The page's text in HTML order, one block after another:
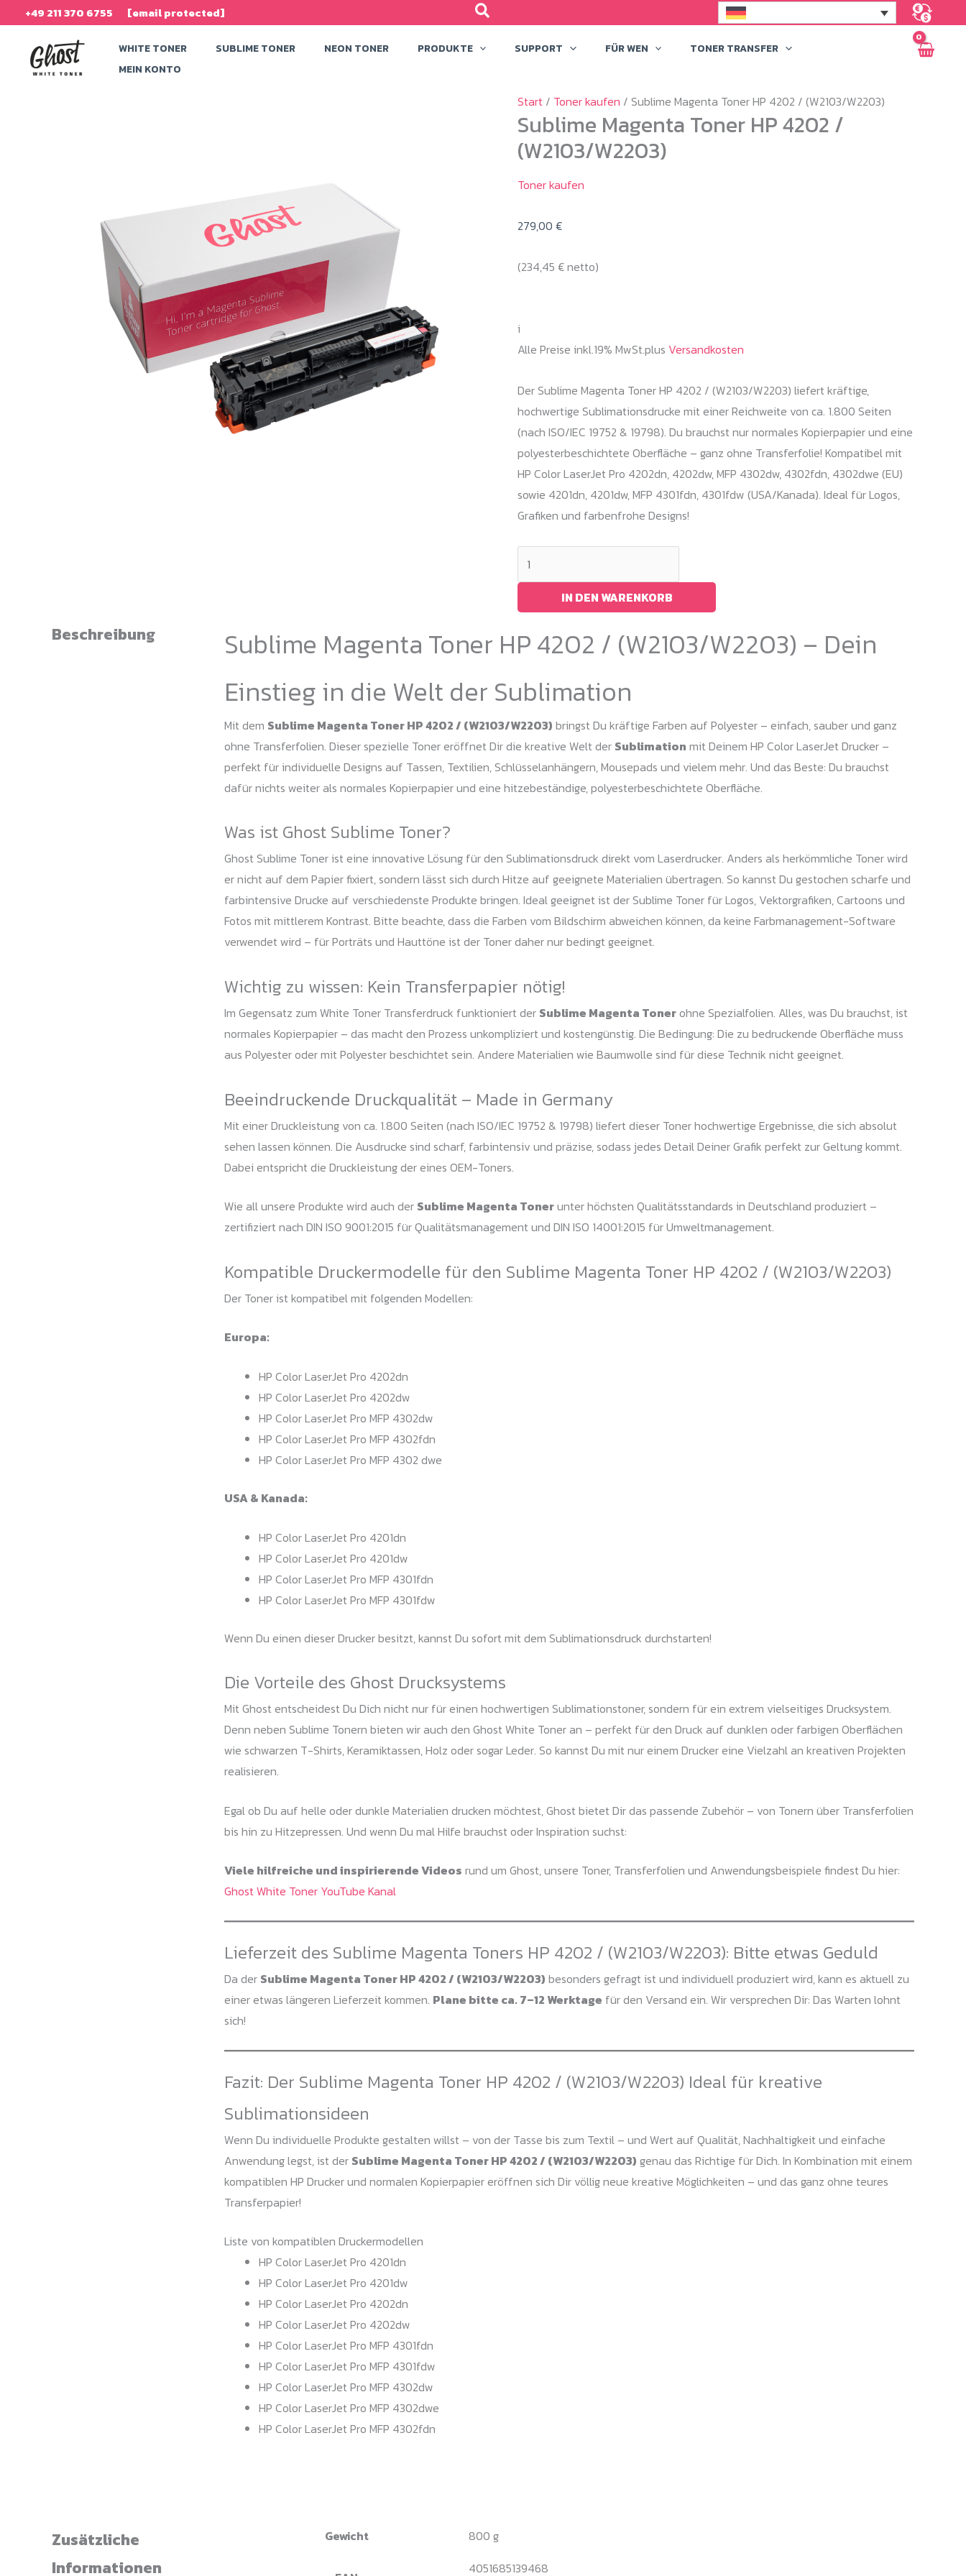
Inhalt
springen
+49 211 370 6755 [email protected]
WHITE TONER SUBLIME TONER NEON TONER PRODUKTE SUPPORT FÜR WEN
TONER TRANSFER
MEIN KONTO
Start / Toner kaufen / Sublime Magenta Toner HP 4202 / (W2103/W2203)
Sublime Magenta Toner HP 4202 /
(W2103/W2203)
Toner kaufen
279,00 €
(234,45 €netto)
i
Alle Preise inkl.19% MwSt.plus Versandkosten
Der Sublime Magenta Toner HP 4202 / (W2103/W2203) liefert kräftige,
hochwertige Sublimationsdrucke mit einer Reichweite von ca. 1.800 Seiten
(nach ISO/IEC 19752 & 19798). Du brauchst nur normales Kopierpapier und eine
polyesterbeschichtete Oberfläche – ganz ohne Transferfolie! Kompatibel mit
HP Color LaserJet Pro 4202dn, 4202dw, MFP 4302dw, 4302fdn, 4302dwe (EU)
sowie 4201dn, 4201dw, MFP 4301fdn, 4301fdw (USA/Kanada). Ideal für Logos,
Grafiken und farbenfrohe Designs!
HP
4202
(W2103/W2203)
Menge
IN DEN WARENKORB
Beschreibung
Sublime Magenta Toner HP 4202 / (W2103/W2203) – Dein
Einstieg in die Welt der Sublimation
Mit dem Sublime Magenta Toner HP 4202 / (W2103/W2203) bringst Du kräftige Farben auf Polyester – einfach, sauber und ganz
ohne Transferfolien. Dieser spezielle Toner eröffnet Dir die kreative Welt der Sublimation mit Deinem HP Color LaserJet Drucker –
perfekt für individuelle Designs auf Tassen, Textilien, Schlüsselanhängern, Mousepads und vielem mehr. Und das Beste: Du brauchst
dafür nichts weiter als normales Kopierpapier und eine hitzebeständige, polyesterbeschichtete Oberfläche.
Was ist Ghost Sublime Toner?
Ghost Sublime Toner ist eine innovative Lösung für den Sublimationsdruck direkt vom Laserdrucker. Anders als herkömmliche Toner wird
er nicht auf dem Papier fixiert, sondern lässt sich durch Hitze auf geeignete Materialien übertragen. So kannst Du gestochen scharfe und
farbintensive Drucke auf verschiedenste Produkte bringen. Ideal geeignet ist der Sublime Toner für Logos, Vektorgrafiken, Cartoons und
Fotos mit mittlerem Kontrast. Bitte beachte, dass die Farben vom Bildschirm abweichen können, da keine Farbmanagement-Software
verwendet wird – für Porträts und Hauttöne ist der Toner daher nur bedingt geeignet.
Wichtig zu wissen: Kein Transferpapier nötig!
Im Gegensatz zum White Toner Transferdruck funktioniert der Sublime Magenta Tonerohne Spezialfolien. Alles, was Du brauchst, ist
normales Kopierpapier – das macht den Prozess unkompliziert und kostengünstig. Die Bedingung: Die zu bedruckende Oberfläche muss
aus Polyester oder mit Polyester beschichtet sein. Andere Materialien wie Baumwolle sind für diese Technik nicht geeignet.
Beeindruckende Druckqualität – Made in Germany
Mit einer Druckleistung von ca. 1.800 Seiten (nach ISO/IEC 19752 & 19798) liefert dieser Toner hochwertige Ergebnisse, die sich absolut
sehen lassen können. Die Ausdrucke sind scharf, farbintensiv und präzise, sodass jedes Detail Deiner Grafik perfekt zur Geltung kommt.
Dabei entspricht die Druckleistung der eines OEM-Toners.
Wie all unsere Produkte wird auch der Sublime Magenta Tonerunter höchsten Qualitätsstandards in Deutschland produziert –
zertifiziert nach DIN ISO 9001:2015 für Qualitätsmanagement und DIN ISO 14001:2015 für Umweltmanagement.
Kompatible Druckermodelle für den Sublime Magenta Toner HP 4202 / (W2103/W2203)
Der Toner ist kompatibel mit folgenden Modellen:
Europa:
HP Color LaserJet Pro 4202dn
HP Color LaserJet Pro 4202dw
HP Color LaserJet Pro MFP 4302dw
HP Color LaserJet Pro MFP 4302fdn
HP Color LaserJet Pro MFP 4302 dwe
USA & Kanada:
HP Color LaserJet Pro 4201dn
HP Color LaserJet Pro 4201dw
HP Color LaserJet Pro MFP 4301fdn
HP Color LaserJet Pro MFP 4301fdw
Wenn Du einen dieser Drucker besitzt, kannst Du sofort mit dem Sublimationsdruck durchstarten!
Die Vorteile des Ghost Drucksystems
Mit Ghost entscheidest Du Dich nicht nur für einen hochwertigen Sublimationstoner, sondern für ein extrem vielseitiges Drucksystem.
Denn neben Sublime Tonern bieten wir auch den Ghost White Toner an – perfekt für den Druck auf dunklen oder farbigen Oberflächen
wie schwarzen T-Shirts, Keramiktassen, Holz oder sogar Leder. So kannst Du mit nur einem Drucker eine Vielzahl an kreativen Projekten
realisieren.
Egal ob Du auf helle oder dunkle Materialien drucken möchtest, Ghost bietet Dir das passende Zubehör – von Tonern über Transferfolien
bis hin zu Hitzepressen. Und wenn Du mal Hilfe brauchst oder Inspiration suchst:
Viele hilfreiche und inspirierende Videos rund um Ghost, unsere Toner, Transferfolien und Anwendungsbeispiele findest Du hier:
Ghost White Toner YouTube Kanal
Lieferzeit des Sublime Magenta Toners HP 4202 / (W2103/W2203): Bitte etwas Geduld
Da der Sublime Magenta Toner HP 4202 / (W2103/W2203) besonders gefragt ist und individuell produziert wird, kann es aktuell zu
einer etwas längeren Lieferzeit kommen. Plane bitte ca. 7–12 Werktage für den Versand ein. Wir versprechen Dir: Das Warten lohnt
sich!
Fazit: Der Sublime Magenta Toner HP 4202 / (W2103/W2203) Ideal für kreative
Sublimationsideen
Wenn Du individuelle Produkte gestalten willst – von der Tasse bis zum Textil – und Wert auf Qualität, Nachhaltigkeit und einfache
Anwendung legst, ist der Sublime Magenta Toner HP 4202 / (W2103/W2203) genau das Richtige für Dich. In Kombination mit einem
kompatiblen HP Drucker und normalen Kopierpapier eröffnen sich Dir völlig neue kreative Möglichkeiten – und das ganz ohne teures
Transferpapier!
Liste von kompatiblen Druckermodellen
HP Color LaserJet Pro 4201dn
HP Color LaserJet Pro 4201dw
HP Color LaserJet Pro 4202dn
HP Color LaserJet Pro 4202dw
HP Color LaserJet Pro MFP 4301fdn
HP Color LaserJet Pro MFP 4301fdw
HP Color LaserJet Pro MFP 4302dw
HP Color LaserJet Pro MFP 4302dwe
HP Color LaserJet Pro MFP 4302fdn
Zusätzliche
Informationen
Gewicht 800 g
4051685139468